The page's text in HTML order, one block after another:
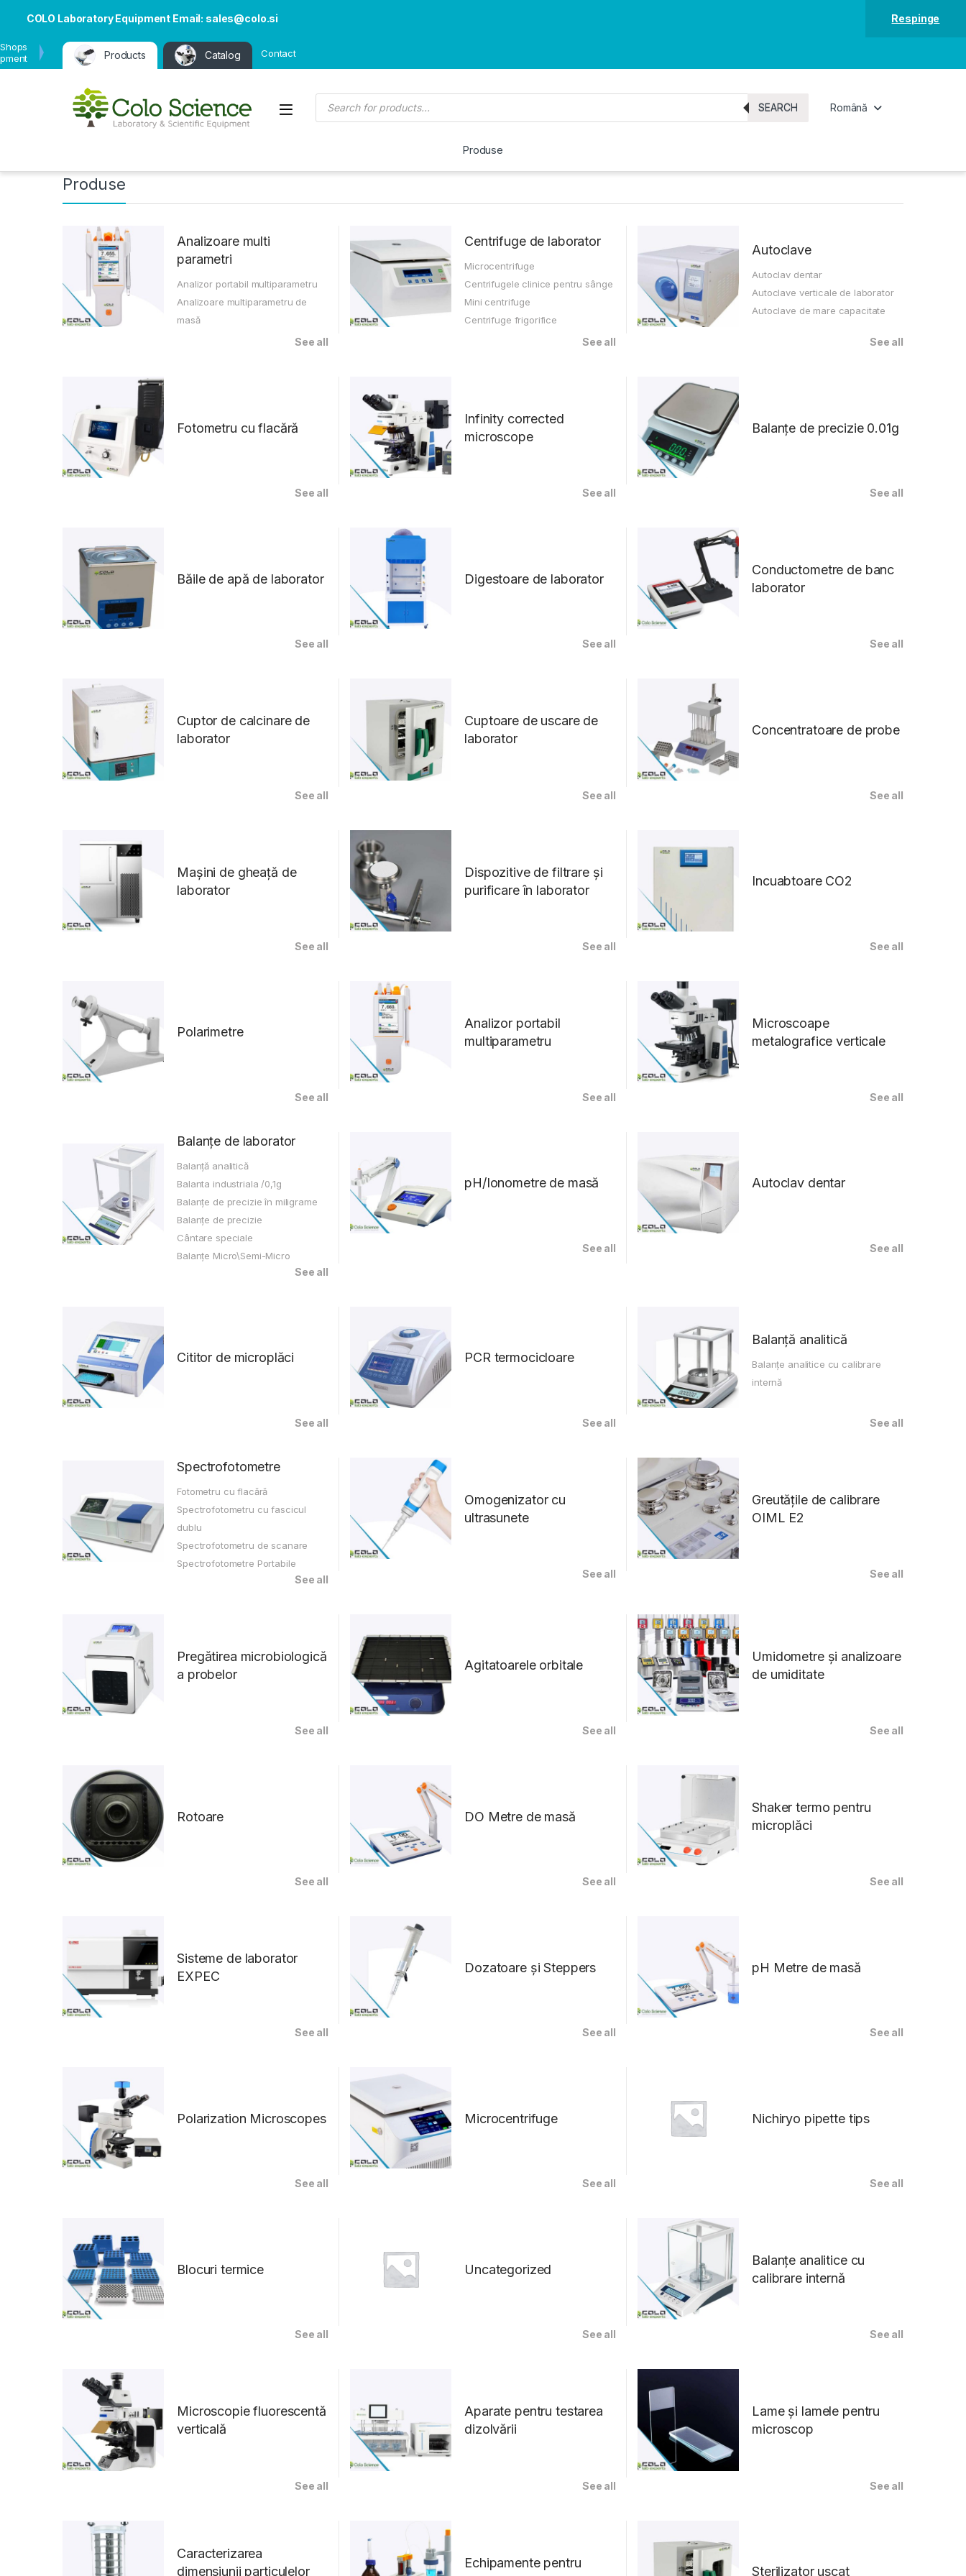
COLO Laboratory Equipment Email: sales@colo.si Respinge
Products Catalog Contact
Open
Products search
SEARCH Română
Produse
Produse
Analizoare multi
parametri
Analizor portabil multiparametru
Analizoare multiparametru de
masă
See all
Centrifuge de laborator
Microcentrifuge
Centrifugele clinice pentru sânge
Mini centrifuge
Centrifuge frigorifice
See all
Autoclave
Autoclav dentar
Autoclave verticale de laborator
Autoclave de mare capacitate
See all
Fotometru cu flacără
See all
Infinity corrected
microscope
See all
Balanțe de precizie 0.01g
See all
Băile de apă de laborator
See all
Digestoare de laborator
See all
Conductometre de banc
laborator
See all
Cuptor de calcinare de
laborator
See all
Cuptoare de uscare de
laborator
See all
Concentratoare de probe
See all
Mașini de gheață de
laborator
See all
Dispozitive de filtrare și
purificare în laborator
See all
Incuabtoare CO2
See all
Polarimetre
See all
Analizor portabil
multiparametru
See all
Microscoape
metalografice verticale
See all
Balanțe de laborator
Balanță analitică
Balanta industriala /0,1g
Balanțe de precizie în miligrame
Balanțe de precizie
Cântare speciale
Balanțe Micro\Semi-Micro
See all
pH/Ionometre de masă
See all
Autoclav dentar
See all
Cititor de microplăci
See all
PCR termocicloare
See all
Balanță analitică
Balanțe analitice cu calibrare
internă
See all
Spectrofotometre
Fotometru cu flacără
Spectrofotometru cu fascicul
dublu
Spectrofotometru de scanare
Spectrofotometre Portabile
See all
Omogenizator cu
ultrasunete
See all
Greutățile de calibrare
OIML E2
See all
Pregătirea microbiologică
a probelor
See all
Agitatoarele orbitale
See all
Umidometre și analizoare
de umiditate
See all
Rotoare
See all
DO Metre de masă
See all
Shaker termo pentru
microplăci
See all
Sisteme de laborator
EXPEC
See all
Dozatoare și Steppers
See all
pH Metre de masă
See all
Polarization Microscopes
See all
Microcentrifuge
See all
Nichiryo pipette tips
See all
Blocuri termice
See all
Uncategorized
See all
Balanțe analitice cu
calibrare internă
See all
Microscopie fluorescentă
verticală
See all
Aparate pentru testarea
dizolvării
See all
Lame și lamele pentru
microscop
See all
Caracterizarea
dimensiunii particulelor
Echipamente pentru
Sterilizator uscat